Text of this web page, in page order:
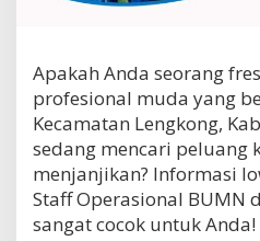
i
o
n
a
B
M
N
Apakah Anda seorang
profesional muda yang
Kecamatan Lengkong,
sedang mencari peluang
menjanjikan? Informasi
Staff Operasional BUMN
sangat cocok untuk Anda!